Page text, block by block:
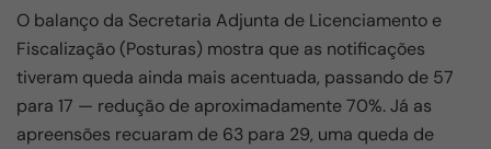
O balanço da Secretaria Adjunta de Licenciamento e
Fiscalização (Posturas) mostra que as notificações
tiveram queda ainda mais acentuada, passando de 57
para 17 — redução de aproximadamente 70%. Já as
apreensões recuaram de 63 para 29, uma queda de